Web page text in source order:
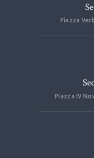
Piazza
Piazza IV